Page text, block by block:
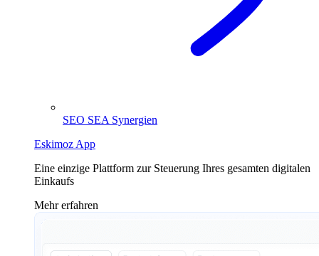
SEO SEA Synergien
Eskimoz App
Eine einzige Plattform zur Steuerung Ihres gesamten digitalen
Einkaufs
Mehr erfahren